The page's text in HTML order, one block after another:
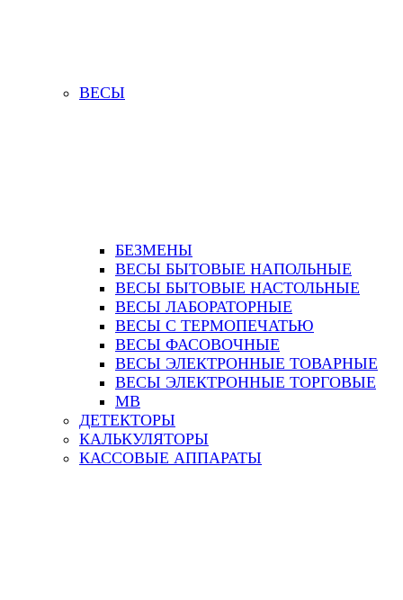
ВЕСЫ
БЕЗМЕНЫ
ВЕСЫ БЫТОВЫЕ НАПОЛЬНЫЕ
ВЕСЫ БЫТОВЫЕ НАСТОЛЬНЫЕ
ВЕСЫ ЛАБОРАТОРНЫЕ
ВЕСЫ С ТЕРМОПЕЧАТЬЮ
ВЕСЫ ФАСОВОЧНЫЕ
ВЕСЫ ЭЛЕКТРОННЫЕ ТОВАРНЫЕ
ВЕСЫ ЭЛЕКТРОННЫЕ ТОРГОВЫЕ
МВ
ДЕТЕКТОРЫ
КАЛЬКУЛЯТОРЫ
КАССОВЫЕ АППАРАТЫ